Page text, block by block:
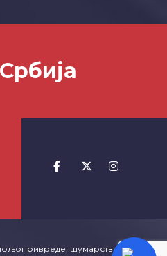
шумарства и